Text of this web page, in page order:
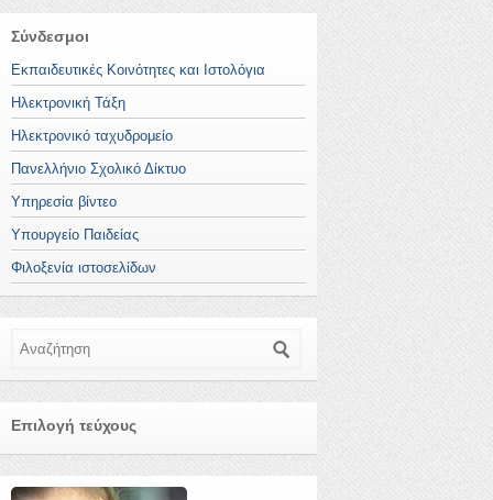
Σύνδεσμοι
Εκπαιδευτικές Κοινότητες και Ιστολόγια
Ηλεκτρονική Τάξη
Ηλεκτρονικό ταχυδρομείο
Πανελλήνιο Σχολικό Δίκτυο
Υπηρεσία βίντεο
Υπουργείο Παιδείας
Φιλοξενία ιστοσελίδων
Επιλογή τεύχους